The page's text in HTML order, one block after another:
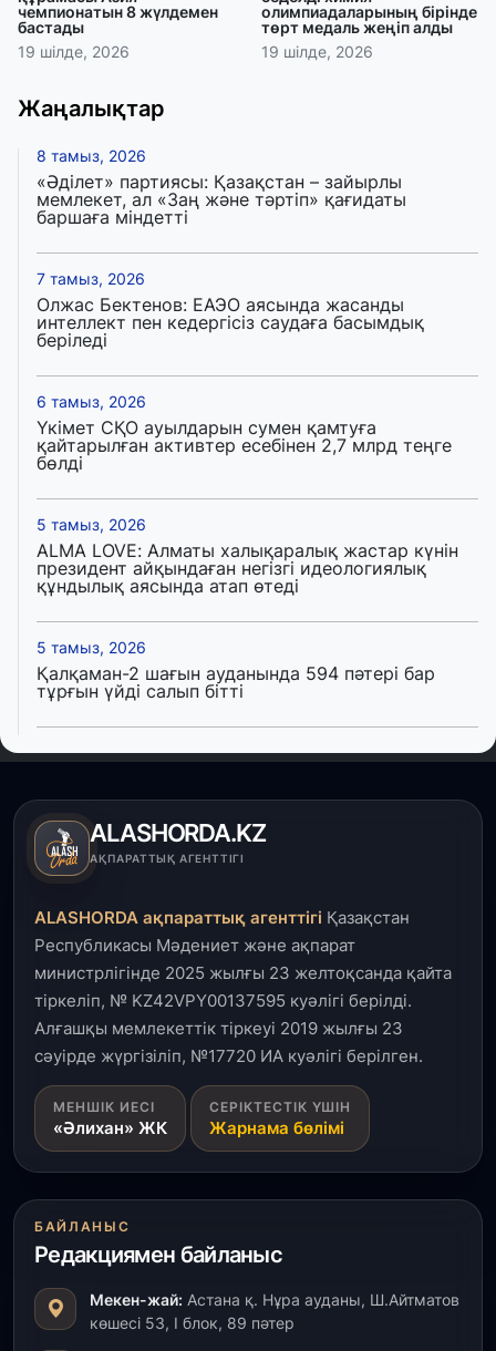
чемпионатын 8 жүлдемен
бастады
19 шілде, 2026
олимпиадаларының бірінде
төрт медаль жеңіп алды
19 шілде, 2026
Жаңалықтар
8 тамыз, 2026
«Әділет» партиясы: Қазақстан – зайырлы
мемлекет, ал «Заң және тәртіп» қағидаты
баршаға міндетті
7 тамыз, 2026
Олжас Бектенов: ЕАЭО аясында жасанды
интеллект пен кедергісіз саудаға басымдық
беріледі
6 тамыз, 2026
Үкімет СҚО ауылдарын сумен қамтуға
қайтарылған активтер есебінен 2,7 млрд теңге
бөлді
5 тамыз, 2026
ALMA LOVE: Алматы халықаралық жастар күнін
президент айқындаған негізгі идеологиялық
құндылық аясында атап өтеді
5 тамыз, 2026
Қалқаман-2 шағын ауданында 594 пәтері бар
тұрғын үйді салып бітті
4 тамыз, 2026
артады – Үкімет отырысы
3 тамыз, 2026
пайдалануға берілді
3 тамыз, 2026
Қызылордада 300 орындық аурухана,
Президенттік кітапхана және жаңа театр
салынып жатыр
1 тамыз, 2026
Кинопоиск Қазақстан азаматтарының ең
танымал онлайн-кинотеатрына айналды
Ақмола облысындағы кездесуде кәсіпкерлер мен
ұстаздар «Әділет» партиясына өз ұсыныстарын
айтты
31 шілде, 2026
ALASHORDA.KZ
АҚПАРАТТЫҚ АГЕНТТІГІ
ALASHORDA ақпараттық агенттігі Қазақстан
Республикасы Мәдениет және ақпарат
министрлігінде 2025 жылғы 23 желтоқсанда қайта
тіркеліп, № KZ42VPY00137595 куәлігі берілді.
Алғашқы мемлекеттік тіркеуі 2019 жылғы 23
сәуірде жүргізіліп, №17720 ИА куәлігі берілген.
МЕНШІК ИЕСІ
«Әлихан» ЖК
СЕРІКТЕСТІК ҮШІН
Жарнама бөлімі
БАЙЛАНЫС
Редакциямен байланыс
Мекен-жай: Астана қ. Нұра ауданы, Ш.Айтматов
көшесі 53, І блок, 89 пәтер